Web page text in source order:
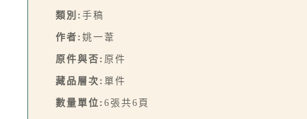
類別: 手稿
作者: 姚一葦
原件與否: 原件
藏品層次: 單件
數量單位: 6張共6頁